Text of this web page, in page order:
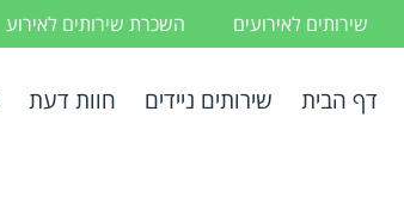
שירותים לאירועים השכרת שירותים לאירוע
דף הבית שירותים ניידים חוות דעת